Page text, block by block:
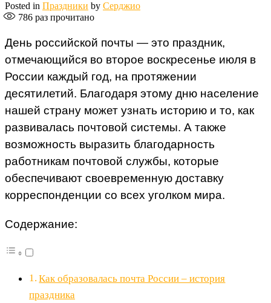
Posted in Праздники by Серджио
786 раз прочитано
День российской почты — это праздник,
отмечающийся во второе воскресенье июля в
России каждый год, на протяжении
десятилетий. Благодаря этому дню население
нашей страну может узнать историю и то, как
развивалась почтовой системы. А также
возможность выразить благодарность
работникам почтовой службы, которые
обеспечивают своевременную доставку
корреспонденции со всех уголком мира.
Содержание:
Как образовалась почта России – история
праздника